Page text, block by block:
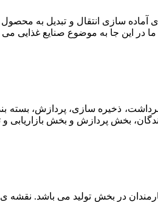
سازی انتقال و تبدیل به محصول
این جا به موضوع صنایع غذایی می
ذخیره سازی، پردازش، بسته
در بخش تولید می باشد. نقشه ی